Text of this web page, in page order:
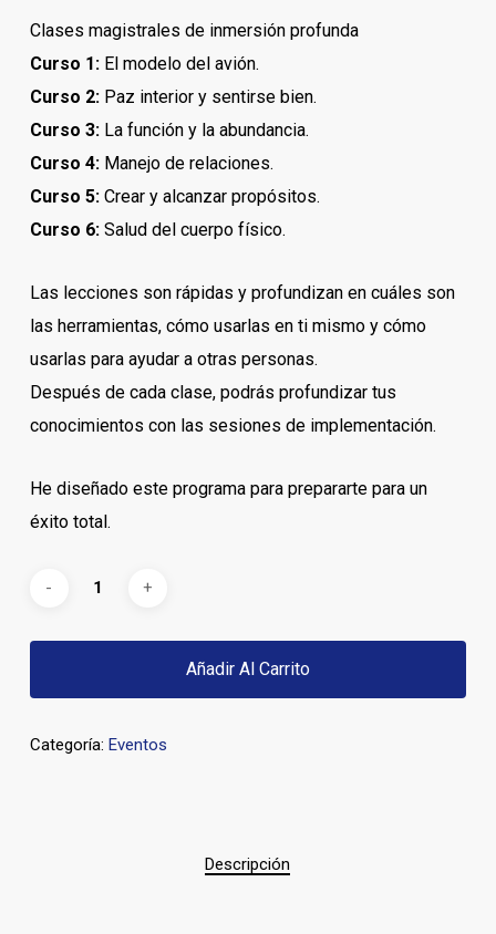
Clases magistrales de inmersión profunda
Curso 1:El modelo del avión.
Curso 2:Paz interior y sentirse bien.
Curso 3:La función y la abundancia.
Curso 4:Manejo de relaciones.
Curso 5:Crear y alcanzar propósitos.
Curso 6:Salud del cuerpo físico.
Las lecciones son rápidas y profundizan en cuáles son
las herramientas, cómo usarlas en ti mismo y cómo
usarlas para ayudar a otras personas.
Después de cada clase, podrás profundizar tus
conocimientos con las sesiones de implementación.
He diseñado este programa para prepararte para un
éxito total.
Añadir Al Carrito
Categoría: Eventos
Descripción